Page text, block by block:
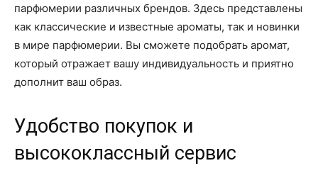
парфюмерии различных брендов. Здесь представлены
как классические и известные ароматы, так и новинки
в мире парфюмерии. Вы сможете подобрать аромат,
который отражает вашу индивидуальность и приятно
дополнит ваш образ.
Удобство покупок и
высококлассный сервис